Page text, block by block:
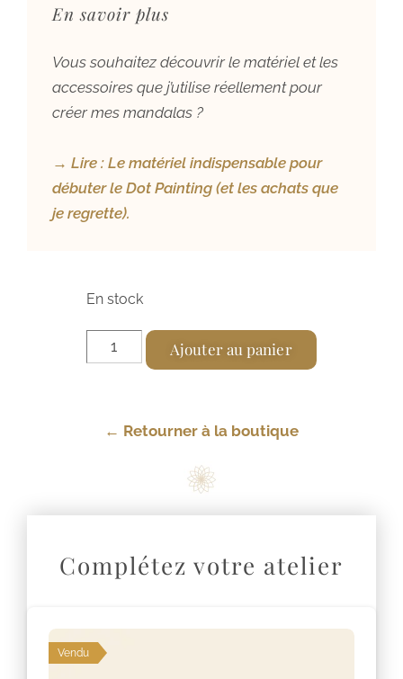
En savoir plus
Vous souhaitez découvrir le matériel et les
accessoires que j’utilise réellement pour
créer mes mandalas ?
→ Lire : Le matériel indispensable pour
débuter le Dot Painting (et les achats que
je regrette).
En stock
Ajouter au panier
t
v
← Retourner à la boutique
Complétez votre atelier
Vendu